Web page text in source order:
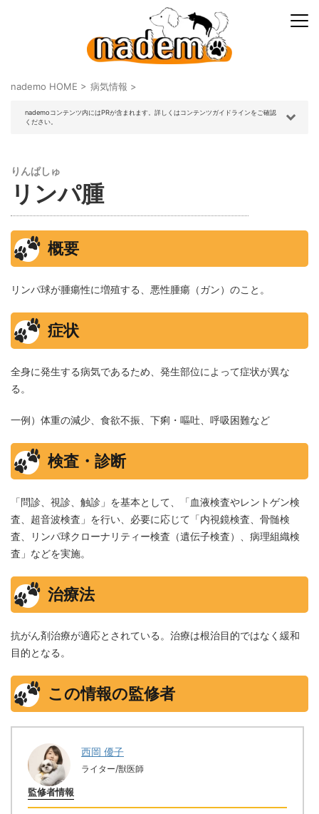
nademo HOME > 病気情報 >
nademoコンテンツ内にはPRが含まれます。詳しくはコンテンツガイドラインをご確認
ください。
りんぱしゅ
リンパ腫
概要
リンパ球が腫瘍性に増殖する、悪性腫瘍（ガン）のこと。
症状
全身に発生する病気であるため、発生部位によって症状が異な
る。
一例）体重の減少、食欲不振、下痢・嘔吐、呼吸困難など
検査・診断
「問診、視診、触診」を基本として、「血液検査やレントゲン検
査、超音波検査」を行い、必要に応じて「内視鏡検査、骨髄検
査、リンパ球クローナリティー検査（遺伝子検査）、病理組織検
査」などを実施。
治療法
抗がん剤治療が適応とされている。治療は根治目的ではなく緩和
目的となる。
この情報の監修者
監修者情報
西岡 優子
ライター/獣医師